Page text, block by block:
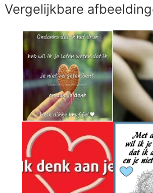
Vergelijkbare